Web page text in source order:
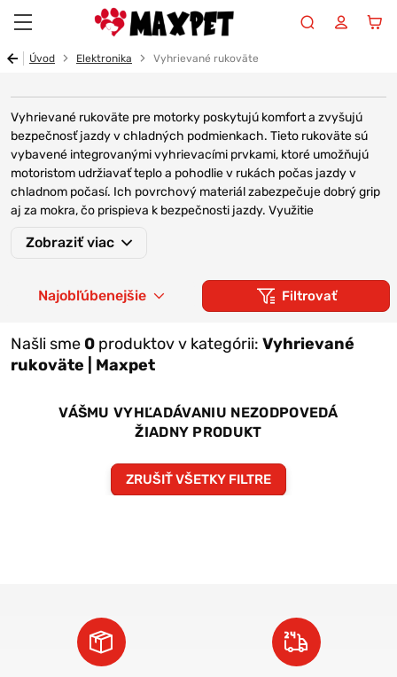
Úvod Elektronika Vyhrievané rukoväte
Vyhrievané rukoväte pre motorky poskytujú komfort a zvyšujú
bezpečnosť jazdy v chladných podmienkach. Tieto rukoväte sú
vybavené integrovanými vyhrievacími prvkami, ktoré umožňujú
motoristom udržiavať teplo a pohodlie v rukách počas jazdy v
chladnom počasí. Ich povrchový materiál zabezpečuje dobrý grip
aj za mokra, čo prispieva k bezpečnosti jazdy. Využitie
motocykla, čo je dôležité najmä v zlých poveternostných
motocyklistami, ktorí jazdia dlhé vzdialenosti, alebo jazdia často v
chladnom počasí a predstavuje dôležitú súčasť výbavy pre
užitočnú elektroniku, ako súteplomery, voltometre, hodinky,
vypínače,štartovacie boostery
pre ešte vyššiu bezpečnosť a lepší zážitok z jazdy.
Zobraziť viac
Filtrovať
Našli sme 0 produktov v kategórii: Vyhrievané
rukoväte | Maxpet
Najobľúbenejšie
VÁŠMU VYHĽADÁVANIU NEZODPOVEDÁ
ŽIADNY PRODUKT
ZRUŠIŤ VŠETKY FILTRE